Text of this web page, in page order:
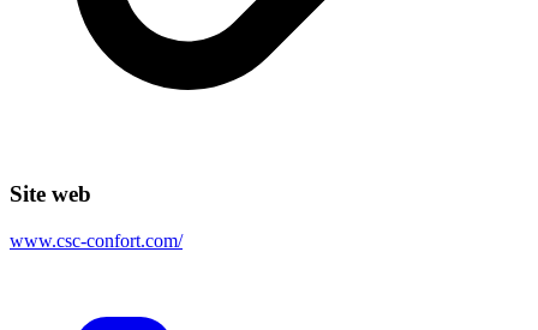
Site web
www.csc-confort.com/